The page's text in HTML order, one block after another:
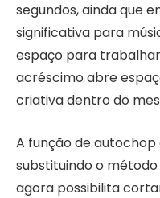
segundos, ainda que
significativa para
espaço para
acréscimo abre
criativa dentro do
A função de
substituindo o
agora possibilita